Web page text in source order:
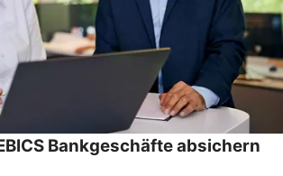
Bankgeschäfte absichern